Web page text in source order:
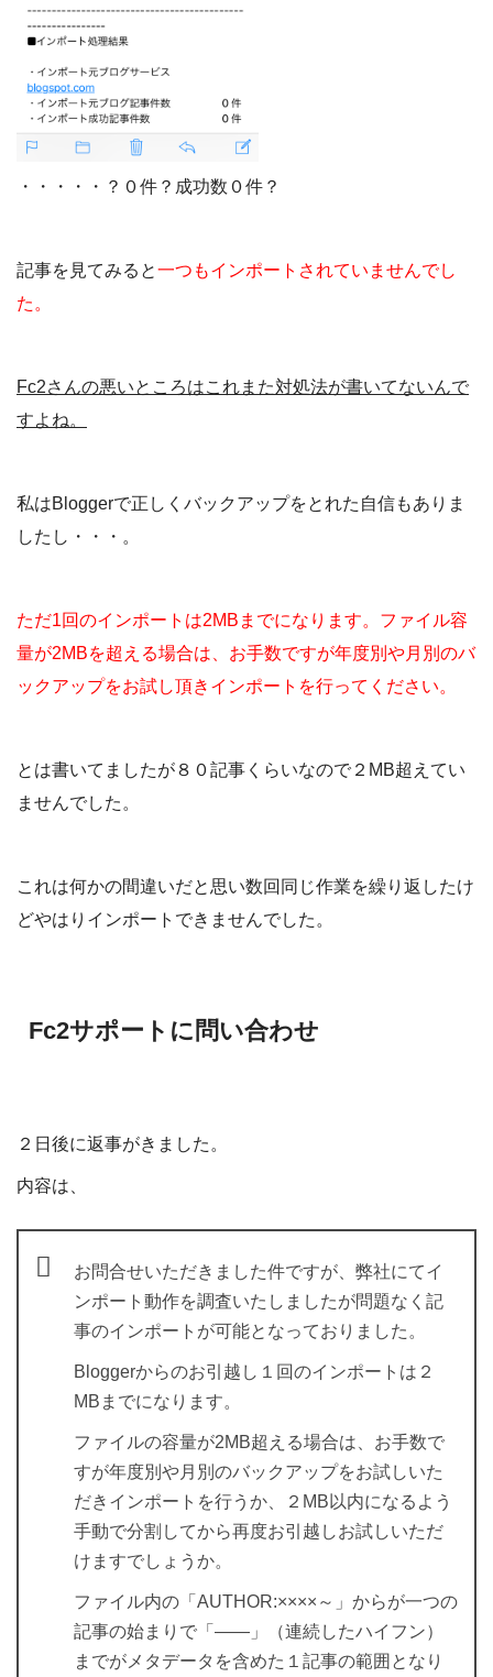
・・・・・？０件？成功数０件？
記事を見てみると一つもインポートされていませんでし
た。
Fc2さんの悪いところはこれまた対処法が書いてないんで
すよね。
私はBloggerで正しくバックアップをとれた自信もありま
したし・・・。
ただ1回のインポートは2MBまでになります。ファイル容
量が2MBを超える場合は、お手数ですが年度別や月別のバ
ックアップをお試し頂きインポートを行ってください。
とは書いてましたが８０記事くらいなので２MB超えてい
ませんでした。
これは何かの間違いだと思い数回同じ作業を繰り返したけ
どやはりインポートできませんでした。
Fc2サポートに問い合わせ
２日後に返事がきました。
内容は、
お問合せいただきました件ですが、弊社にてイ
ンポート動作を調査いたしましたが問題なく記
事のインポートが可能となっておりました。
Bloggerからのお引越し１回のインポートは２
MBまでになります。
ファイルの容量が2MB超える場合は、お手数で
すが年度別や月別のバックアップをお試しいた
だきインポートを行うか、２MB以内になるよう
手動で分割してから再度お引越しお試しいただ
けますでしょうか。
ファイル内の「AUTHOR:××××～」からが一つの
記事の始まりで「——」（連続したハイフン）
までがメタデータを含めた１記事の範囲となり